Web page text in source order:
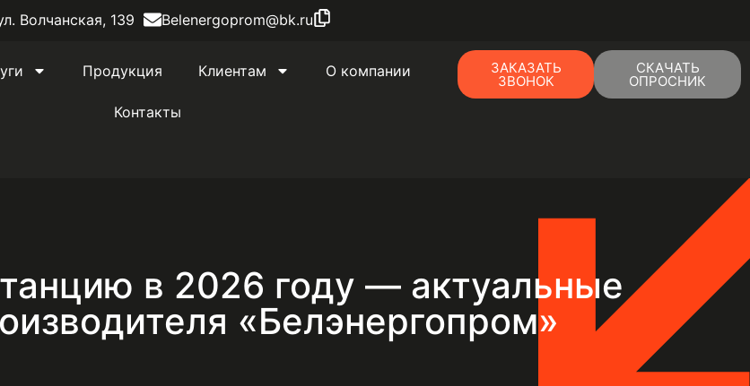
Волчанская, 139 Belenergoprom@bk.ru
Продукция Клиентам О компании
Контакты
ЗАКАЗАТЬ
ЗВОНОК
СКАЧАТЬ
ОПРОСНИК
в 2026 году — актуальные
«Белэнергопром»